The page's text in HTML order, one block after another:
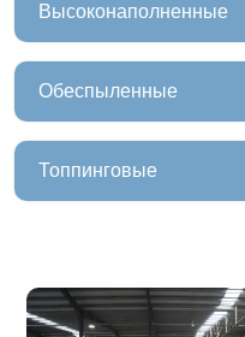
Высоконаполненные
Обеспыленные
Топпинговые